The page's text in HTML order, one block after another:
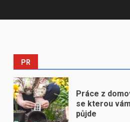
PR
Práce z
se kterou
půjde